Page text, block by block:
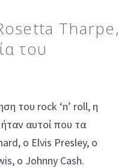
Tharpe,
του
του rock ‘n’ roll, η
ήταν αυτοί που τα
o Elvis Presley, ο
o Johnny Cash.